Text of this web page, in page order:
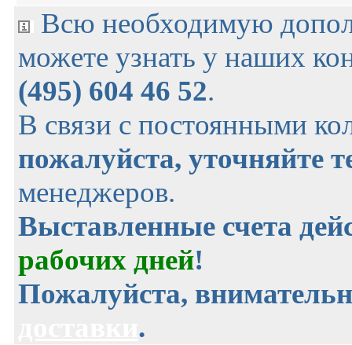
Всю необходимую
можете узнать у наших
(495) 604 46 52.
В связи с постоянными
пожалуйста, уточняйте
менеджеров.
Выставленные счета
рабочих дней!
Пожалуйста,
.